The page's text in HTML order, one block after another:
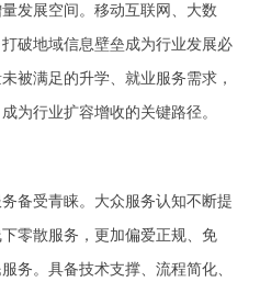
发展空间。移动互联网、大数
破地域信息壁垒成为行业发展必
被满足的升学、就业服务需求，
为行业扩容增收的关键路径。
备受青睐。大众服务认知不断提
零散服务，更加偏爱正规、免
务。具备技术支撑、流程简化、